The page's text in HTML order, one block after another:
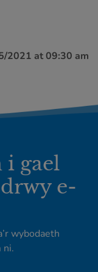
2021 at 09:30 am
i gael
e-
wybodaeth
ni.